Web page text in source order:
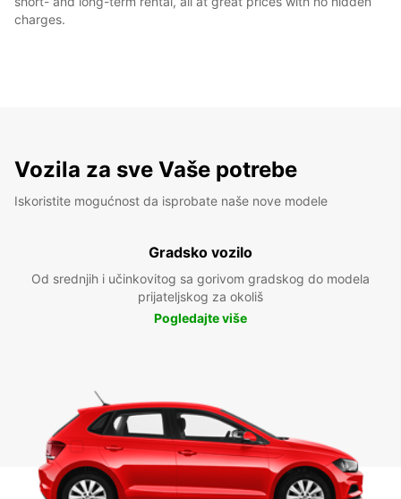
charges.
Vozila za sve Vaše potrebe
Iskoristite mogućnost da isprobate naše nove modele
Gradsko vozilo
Od srednjih i učinkovitog sa gorivom gradskog do modela
prijateljskog za okoliš
Pogledajte više